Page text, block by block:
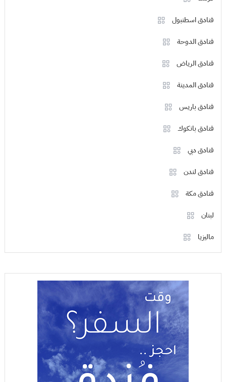
فنادق اسطنبول
فنادق الدوحة
فنادق الرياض
فنادق المدينة
فنادق باريس
فنادق بانكوك
فنادق دبي
فنادق لندن
فنادق مكة
لبنان
ماليزيا